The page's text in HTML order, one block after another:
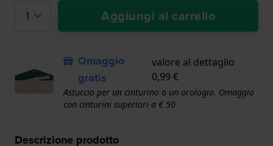
Aggiungi al carrello
Omaggio
gratis
valore al dettaglio
0,99 €
Astuccio per un cinturino o un orologio. Omaggio
con cinturini superiori a € 50
Descrizione prodotto